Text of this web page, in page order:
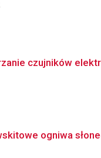
czujników
ogniwa